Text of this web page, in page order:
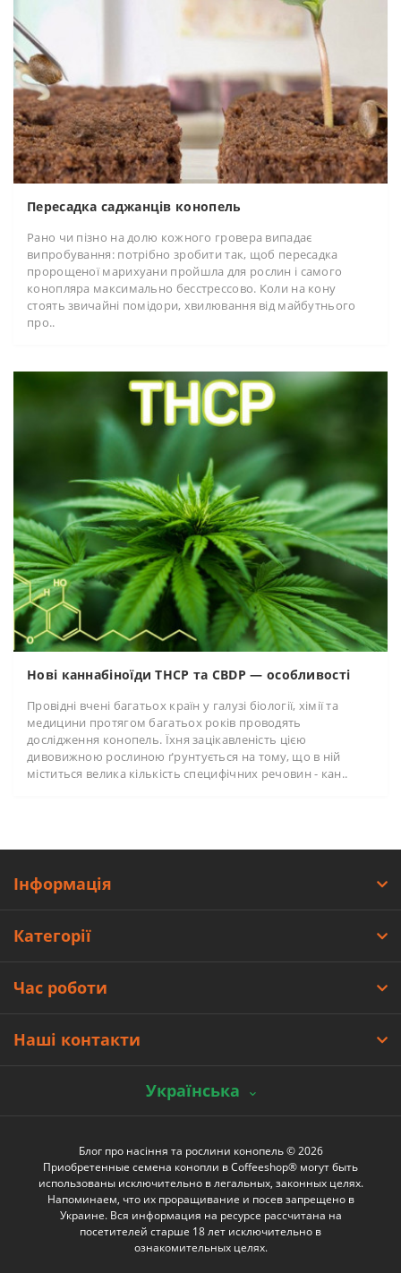
Пересадка саджанців конопель
Рано чи пізно на долю кожного гровера випадає
випробування: потрібно зробити так, щоб пересадка
пророщеної марихуани пройшла для рослин і самого
конопляра максимально бесстрессово. Коли на кону
стоять звичайні помідори, хвилювання від майбутнього
про..
Нові каннабіноїди THCP та CBDP ― особливості
Провідні вчені багатьох країн у галузі біології, хімії та
медицини протягом багатьох років проводять
дослідження конопель. Їхня зацікавленість цією
дивовижною рослиною ґрунтується на тому, що в ній
міститься велика кількість специфічних речовин - кан..
Інформація
Категорії
Час роботи
Наші контакти
Українська
Блог про насіння та рослини конопель © 2026
Приобретенные семена конопли в Coffeeshop® могут быть
использованы исключительно в легальных, законных целях.
Напоминаем, что их проращивание и посев запрещено в
Украине. Вся информация на ресурсе рассчитана на
посетителей старше 18 лет исключительно в
ознакомительных целях.